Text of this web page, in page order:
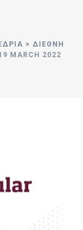
> ΔΙΕΘΝΉ
MARCH 2022